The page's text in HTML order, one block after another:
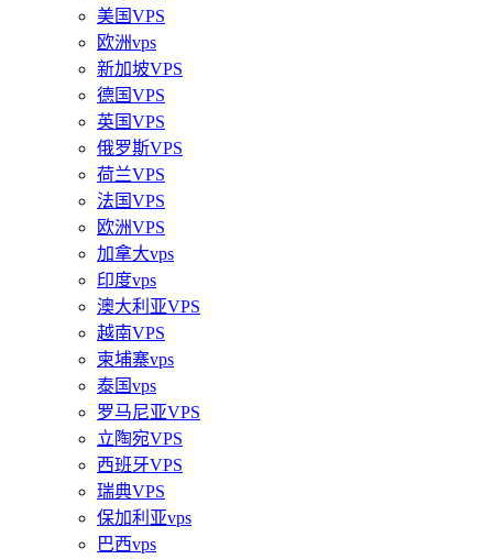
美国VPS
欧洲vps
新加坡VPS
德国VPS
英国VPS
俄罗斯VPS
荷兰VPS
法国VPS
欧洲VPS
加拿大vps
印度vps
澳大利亚VPS
越南VPS
柬埔寨vps
泰国vps
罗马尼亚VPS
立陶宛VPS
西班牙VPS
瑞典VPS
保加利亚vps
巴西vps